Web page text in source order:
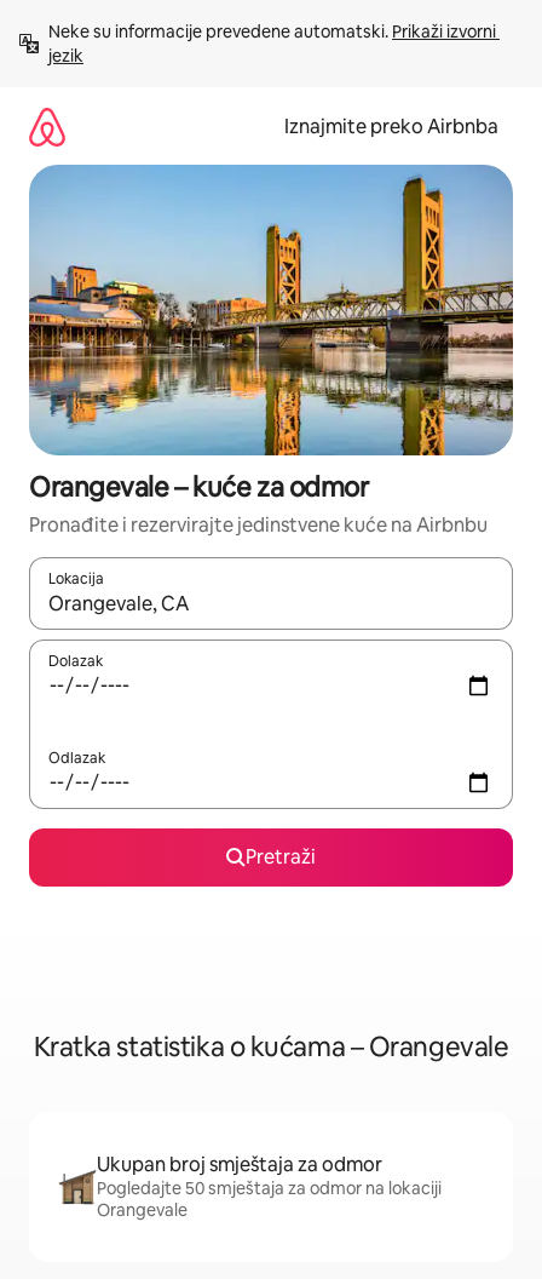
sadržaj
Neke su informacije prevedene automatski. Prikaži izvorni
jezik
Iznajmite preko Airbnba
Orangevale – kuće za odmor
Pronađite i rezervirajte jedinstvene kuće na Airbnbu
Lokacija
Kada budu dostupni rezultati, moći ćete ih pregledati
Dolazak
Odlazak
Pretraži
Kratka statistika o kućama – Orangevale
Ukupan broj smještaja za odmor
Pogledajte 50 smještaja za odmor na lokaciji
Orangevale